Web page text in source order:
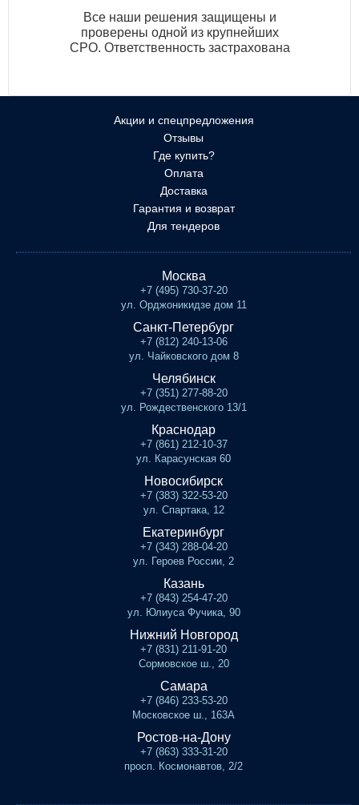
Все наши решения защищены и
проверены одной из крупнейших
СРО. Ответственность застрахована
Акции и спецпредложения
Отзывы
Где купить?
Оплата
Доставка
Гарантия и возврат
Для тендеров
Москва
+7 (495) 730-37-20
ул. Орджоникидзе дом 11
Санкт-Петербург
+7 (812) 240-13-06
ул. Чайковского дом 8
Челябинск
+7 (351) 277-88-20
ул. Рождественского 13/1
Краснодар
+7 (861) 212-10-37
ул. Карасунская 60
Новосибирск
+7 (383) 322-53-20
ул. Спартака, 12
Екатеринбург
+7 (343) 288-04-20
ул. Героев России, 2
Казань
+7 (843) 254-47-20
ул. Юлиуса Фучика, 90
Нижний Новгород
+7 (831) 211-91-20
Сормовское ш., 20
Самара
+7 (846) 233-53-20
Московское ш., 163А
Ростов-на-Дону
+7 (863) 333-31-20
просп. Космонавтов, 2/2